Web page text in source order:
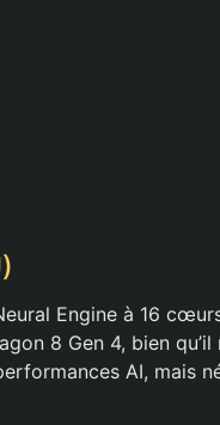
Engine à 16
8 Gen 4, bien qu’il
AI, mais